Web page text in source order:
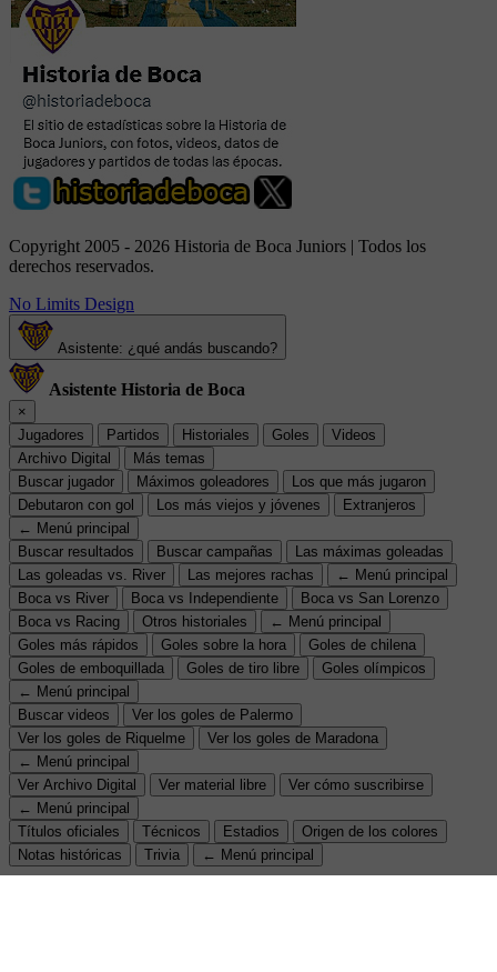
Copyright 2005 - 2026 Historia de Boca Juniors | Todos los
derechos reservados.
No Limits Design
Asistente: ¿qué andás buscando?
Asistente Historia de Boca
×
Jugadores
Partidos Historiales Goles
Videos
Archivo Digital
Más temas
Buscar jugador
Máximos goleadores
Los que más jugaron
Debutaron con gol
Los más viejos y jóvenes
Extranjeros
← Menú principal
Buscar resultados
Buscar campañas
Las máximas goleadas
Las goleadas vs. River
Las mejores rachas
← Menú principal
Boca vs River
Boca vs Independiente
Boca vs San Lorenzo
Boca vs Racing
Otros historiales
← Menú principal
Goles más rápidos
Goles sobre la hora
Goles de chilena
Goles de emboquillada
Goles de tiro libre
Goles olímpicos
← Menú principal
Buscar videos
Ver los goles de Palermo
Ver los goles de Riquelme
Ver los goles de Maradona
← Menú principal
Ver Archivo Digital
Ver material libre
Ver cómo suscribirse
← Menú principal
Títulos oficiales
Técnicos Estadios
Origen de los colores
Notas históricas
Trivia ← Menú principal